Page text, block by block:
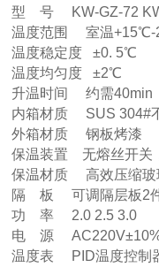
型 号 KW-GZ-72
温度范围 室温+15℃-
温度稳定度 ±0. 5℃
温度均匀度 ±2℃
升温时间 约需40min
内箱材质 SUS 304#
外箱材质 钢板烤漆
保温装置 无熔丝开关
保温材质 高效压缩玻
隔 板 可调隔层板2
功 率 2.0 2.5 3.0
电 源
温度表 PID温度控制